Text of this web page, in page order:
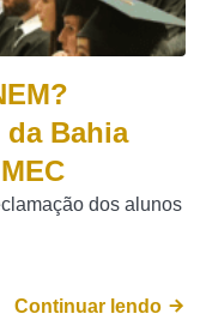
da Bahia
dos alunos
Continuar lendo